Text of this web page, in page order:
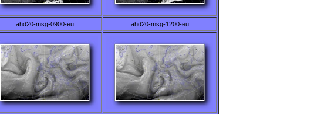
ahd20-msg-0900-eu ahd20-msg-1200-eu